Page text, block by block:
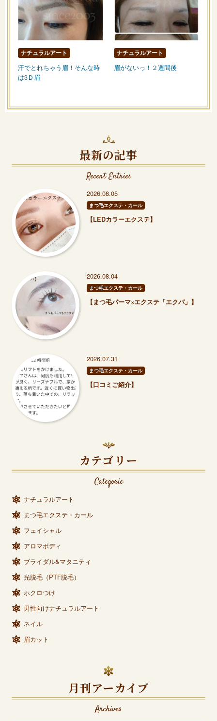
ナチュラルアート
汗でとれちゃう眉！そんな時
は3Ｄ眉
ナチュラルアート
眉がないっ！２週間後
最新の記事
Recent Entries
2026.08.05
まつ毛エクステ・カール
【LEDカラーエクステ】
2026.08.04
まつ毛エクステ・カール
【まつ毛パーマ×エクステ「エクパ」】
2026.07.31
まつ毛エクステ・カール
【口コミご紹介】
カテゴリー
Categorie
ナチュラルアート
まつ毛エクステ・カール
フェイシャル
アロマボディ
ブライダル&マタニティ
光脱毛（PTF脱毛）
ホクロつけ
男性向けナチュラルアート
ネイル
眉カット
月刊アーカイブ
Archives